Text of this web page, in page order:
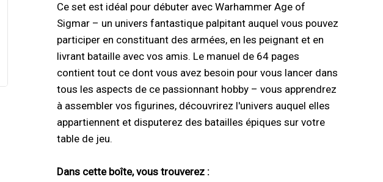
Ce set est idéal pour débuter avec Warhammer Age of
Sigmar – un univers fantastique palpitant auquel vous pouvez
participer en constituant des armées, en les peignant et en
livrant bataille avec vos amis. Le manuel de 64 pages
contient tout ce dont vous avez besoin pour vous lancer dans
tous les aspects de ce passionnant hobby – vous apprendrez
à assembler vos figurines, découvrirez l'univers auquel elles
appartiennent et disputerez des batailles épiques sur votre
table de jeu.
Dans cette boîte, vous trouverez :